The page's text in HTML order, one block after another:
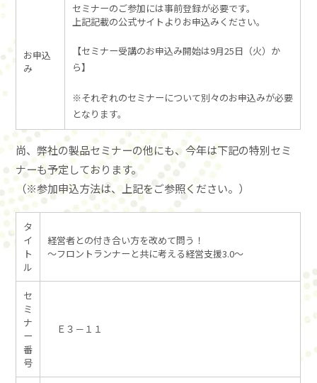
お申込
み
セミナーのご参加には事前登録が必要です。
上記記載の公式サイトよりお申込みください。
【セミナー受講のお申込み開始は9月25日（火）か
ら】
※それぞれのセミナーについて別々のお申込みが必要
となります。
尚、弊社の製品セミナーの他にも、今年は下記の特別セミ
ナーも予定しております。
（※参加申込方法は、上記をご参照ください。）
タ
イ
ト
ル
経営者との付き合い方を改めて問う！
～フロントランナーと共に考える経営支援3.0～
セ
ミ
ナ
ー
番
号
Ｅ３－１１